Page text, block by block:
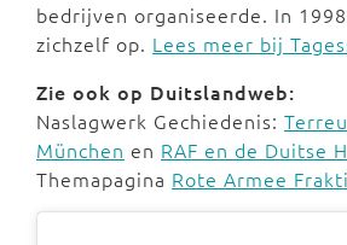
bedrijven organiseerde. In
zichzelf op. Lees meer bij
Zie ook op Duitslandweb:
Naslagwerk Gechiedenis:
München en RAF en de Duitse
Themapagina Rote Armee